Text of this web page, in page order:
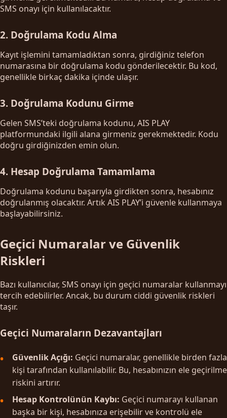
SMS onayı için kullanılacaktır.
2. Doğrulama Kodu Alma
Kayıt işlemini tamamladıktan sonra, girdiğiniz telefon
numarasına bir doğrulama kodu gönderilecektir. Bu kod,
genellikle birkaç dakika içinde ulaşır.
3. Doğrulama Kodunu Girme
Gelen SMS’teki doğrulama kodunu, AIS PLAY
platformundaki ilgili alana girmeniz gerekmektedir. Kodu
doğru girdiğinizden emin olun.
4. Hesap Doğrulama Tamamlama
Doğrulama kodunu başarıyla girdikten sonra, hesabınız
doğrulanmış olacaktır. Artık AIS PLAY’i güvenle kullanmaya
başlayabilirsiniz.
Geçici Numaralar ve Güvenlik
Riskleri
Bazı kullanıcılar, SMS onayı için geçici numaralar kullanmayı
tercih edebilirler. Ancak, bu durum ciddi güvenlik riskleri
taşır.
Geçici Numaraların Dezavantajları
Güvenlik Açığı: Geçici numaralar, genellikle birden fazla
kişi tarafından kullanılabilir. Bu, hesabınızın ele geçirilme
riskini artırır.
Hesap Kontrolünün Kaybı: Geçici numarayı kullanan
başka bir kişi, hesabınıza erişebilir ve kontrolü ele